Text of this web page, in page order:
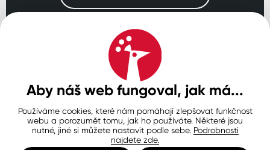
Navštivte naše pobočky
SLOVENSKO POLSKO
Ochrana osobních údajů
Zásady používání souborů cookie
Nastavení cookies
© Copyright 2026 COLORLAK
Aby náš web fungoval, jak má...
Používáme cookies, které nám pomáhají zlepšovat funkčnost
webu a porozumět tomu, jak ho používáte. Některé jsou
nutné, jiné si můžete nastavit podle sebe. Podrobnosti
najdete zde.